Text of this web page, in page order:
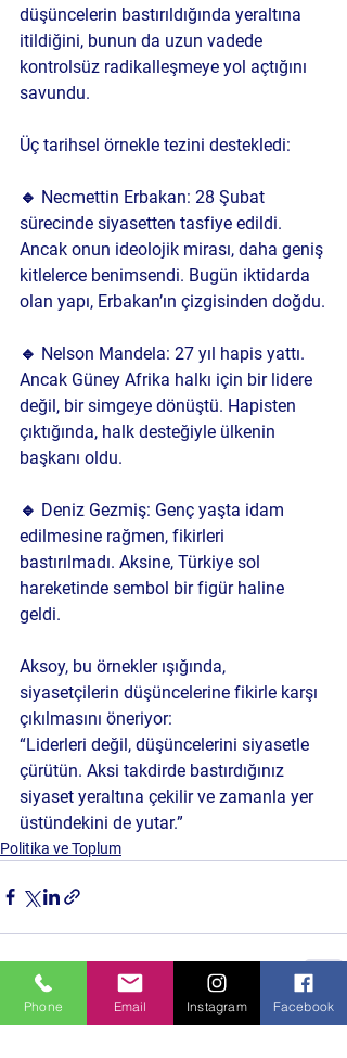
düşüncelerin bastırıldığında yeraltına
itildiğini, bunun da uzun vadede
kontrolsüz radikalleşmeye yol açtığını
savundu.
Üç tarihsel örnekle tezini destekledi:
🔹 Necmettin Erbakan: 28 Şubat
sürecinde siyasetten tasfiye edildi.
Ancak onun ideolojik mirası, daha geniş
kitlelerce benimsendi. Bugün iktidarda
olan yapı, Erbakan’ın çizgisinden doğdu.
🔹 Nelson Mandela: 27 yıl hapis yattı.
Ancak Güney Afrika halkı için bir lidere
değil, bir simgeye dönüştü. Hapisten
çıktığında, halk desteğiyle ülkenin
başkanı oldu.
🔹 Deniz Gezmiş: Genç yaşta idam
edilmesine rağmen, fikirleri
bastırılmadı. Aksine, Türkiye sol
hareketinde sembol bir figür haline
geldi.
Aksoy, bu örnekler ışığında,
siyasetçilerin düşüncelerine fikirle karşı
çıkılmasını öneriyor:
“Liderleri değil, düşüncelerini siyasetle
çürütün. Aksi takdirde bastırdığınız
siyaset yeraltına çekilir ve zamanla yer
üstündekini de yutar.”
Politika ve Toplum
Son Yazılar
Phone Email Instagram Facebook